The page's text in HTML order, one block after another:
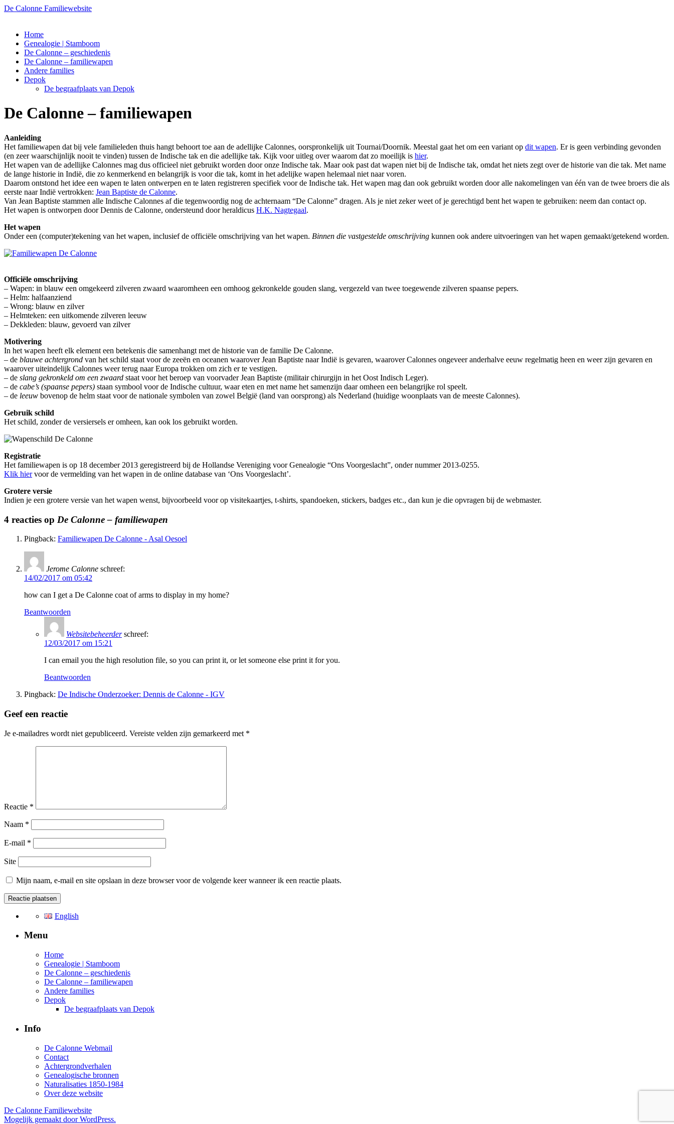
De Calonne Familiewebsite
naar
inhoud
Home
Genealogie | Stamboom
De Calonne – geschiedenis
De Calonne – familiewapen
Andere families
Depok
De begraafplaats van Depok
De Calonne – familiewapen
Aanleiding
Het familiewapen dat bij vele familieleden thuis hangt behoort toe aan de adellijke Calonnes, oorspronkelijk uit Tournai/Doornik. Meestal gaat het om een variant op dit wapen. Er is geen verbinding gevonden
(en zeer waarschijnlijk nooit te vinden) tussen de Indische tak en die adellijke tak. Kijk voor uitleg over waarom dat zo moeilijk is hier.
Het wapen van de adellijke Calonnes mag dus officieel niet gebruikt worden door onze Indische tak. Maar ook past dat wapen niet bij de Indische tak, omdat het niets zegt over de historie van die tak. Met name
de lange historie in Indië, die zo kenmerkend en belangrijk is voor die tak, komt in het adelijke wapen helemaal niet naar voren.
Daarom ontstond het idee een wapen te laten ontwerpen en te laten registreren specifiek voor de Indische tak. Het wapen mag dan ook gebruikt worden door alle nakomelingen van één van de twee broers die als
eerste naar Indië vertrokken: Jean Baptiste de Calonne.
Van Jean Baptiste stammen alle Indische Calonnes af die tegenwoordig nog de achternaam “De Calonne” dragen. Als je niet zeker weet of je gerechtigd bent het wapen te gebruiken: neem dan contact op.
Het wapen is ontworpen door Dennis de Calonne, ondersteund door heraldicus H.K. Nagtegaal.
Het wapen
Onder een (computer)tekening van het wapen, inclusief de officiële omschrijving van het wapen. Binnen die vastgestelde omschrijving kunnen ook andere uitvoeringen van het wapen gemaakt/getekend worden.
Officiële omschrijving
– Wapen: in blauw een omgekeerd zilveren zwaard waaromheen een omhoog gekronkelde gouden slang, vergezeld van twee toegewende zilveren spaanse pepers.
– Helm: halfaanziend
– Wrong: blauw en zilver
– Helmteken: een uitkomende zilveren leeuw
– Dekkleden: blauw, gevoerd van zilver
Motivering
In het wapen heeft elk element een betekenis die samenhangt met de historie van de familie De Calonne.
– de blauwe achtergrond van het schild staat voor de zeeën en oceanen waarover Jean Baptiste naar Indië is gevaren, waarover Calonnes ongeveer anderhalve eeuw regelmatig heen en weer zijn gevaren en
waarover uiteindelijk Calonnes weer terug naar Europa trokken om zich er te vestigen.
– de slang gekronkeld om een zwaard staat voor het beroep van voorvader Jean Baptiste (militair chirurgijn in het Oost Indisch Leger).
– de cabe’s (spaanse pepers) staan symbool voor de Indische cultuur, waar eten en met name het samenzijn daar omheen een belangrijke rol speelt.
– de leeuw bovenop de helm staat voor de nationale symbolen van zowel België (land van oorsprong) als Nederland (huidige woonplaats van de meeste Calonnes).
Gebruik schild
Het schild, zonder de versiersels er omheen, kan ook los gebruikt worden.
Registratie
Het familiewapen is op 18 december 2013 geregistreerd bij de Hollandse Vereniging voor Genealogie “Ons Voorgeslacht”, onder nummer 2013-0255.
Klik hiervoor de vermelding van het wapen in de online database van ‘Ons Voorgeslacht’.
Grotere versie
Indien je een grotere versie van het wapen wenst, bijvoorbeeld voor op visitekaartjes, t-shirts, spandoeken, stickers, badges etc., dan kun je die opvragen bij de webmaster.
4 reacties op De Calonne – familiewapen
Pingback: Familiewapen De Calonne - Asal Oesoel
Jerome Calonne schreef:
14/02/2017 om 05:42
how can I get a De Calonne coat of arms to display in my home?
Beantwoorden
Websitebeheerder schreef:
12/03/2017 om 15:21
I can email you the high resolution file, so you can print it, or let someone else print it for you.
Beantwoorden
Pingback: De Indische Onderzoeker: Dennis de Calonne - IGV
Geef een reactie
Je e-mailadres wordt niet gepubliceerd. Vereiste velden zijn gemarkeerd met *
Reactie *
Naam *
E-mail *
Site
Mijn naam, e-mail en site opslaan in deze browser voor de volgende keer wanneer ik een reactie plaats.
English
Menu
Home
Genealogie | Stamboom
De Calonne – geschiedenis
De Calonne – familiewapen
Andere families
Depok
De begraafplaats van Depok
Info
De Calonne Webmail
Contact
Achtergrondverhalen
Genealogische bronnen
Naturalisaties 1850-1984
Over deze website
De Calonne Familiewebsite
Mogelijk gemaakt door WordPress.